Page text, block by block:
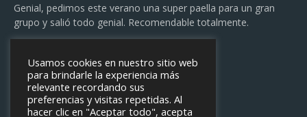
Genial, pedimos este verano una super paella para un gran
grupo y salió todo genial. Recomendable totalmente.
Síguenos
Instagram
Usamos cookies en nuestro sitio web
para brindarle la experiencia más
relevante recordando sus
preferencias y visitas repetidas. Al
hacer clic en "Aceptar todo", acepta